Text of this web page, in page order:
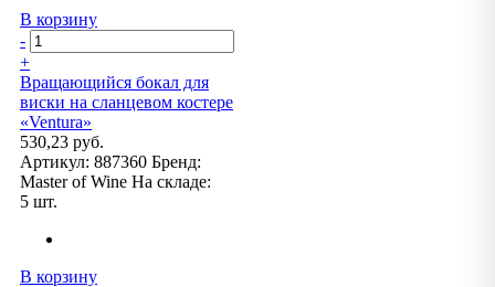
В корзину
-
+
Вращающийся бокал для
виски на сланцевом костере
«Ventura»
530,23 руб.
Артикул: 887360 Бренд:
Master of Wine На складе:
5 шт.
В корзину